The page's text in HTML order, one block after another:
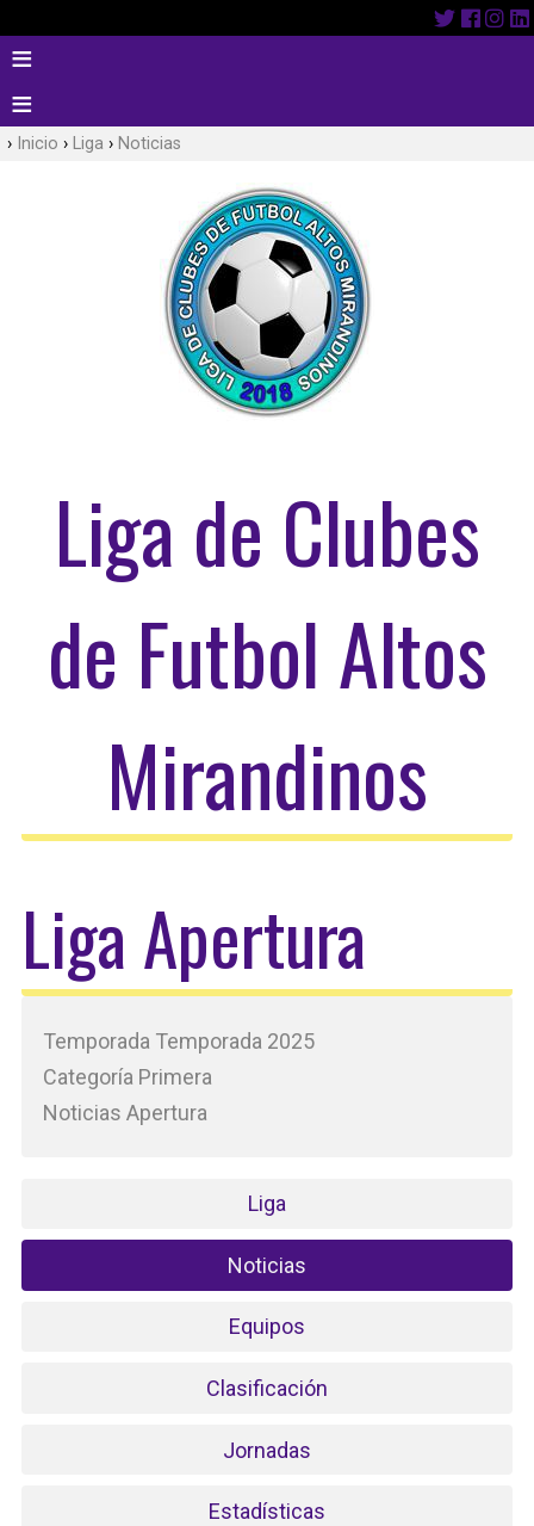
Inicio Liga Noticias
Liga de Clubes
de Futbol Altos
Mirandinos
Liga Apertura
Temporada Temporada 2025
Categoría Primera
Noticias Apertura
Liga
Noticias
Equipos
Clasificación
Jornadas
Estadísticas